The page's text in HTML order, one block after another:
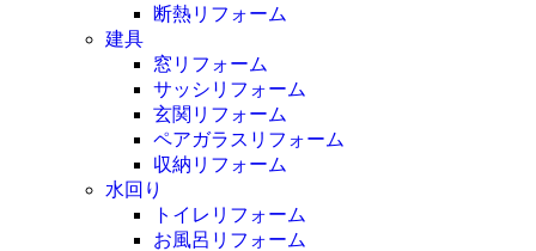
断熱リフォーム
建具
窓リフォーム
サッシリフォーム
玄関リフォーム
ペアガラスリフォーム
収納リフォーム
水回り
トイレリフォーム
お風呂リフォーム